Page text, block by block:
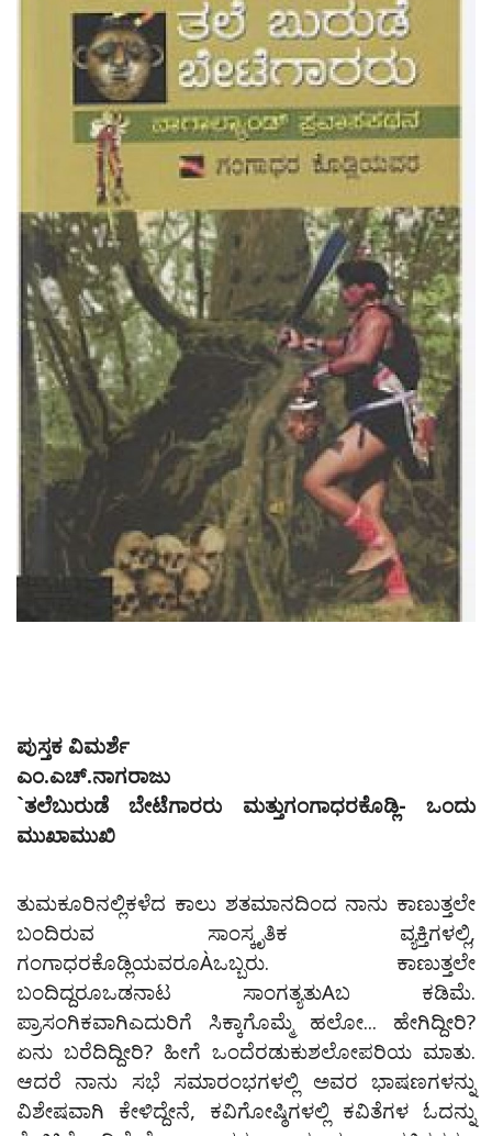
ಮಲ್ಟಿ ಮೀಡಿಯಾ
ಪುಸ್ತಕ ವಿಮರ್ಶೆ
ಎಂ.ಎಚ್.ನಾಗರಾಜು
`ತಲೆಬುರುಡೆ ಬೇಟೆಗಾರರು ಮತ್ತುಗಂಗಾಧರಕೊಡ್ಲಿ- ಒಂದು
ಮುಖಾಮುಖಿ
ತುಮಕೂರಿನಲ್ಲಿಕಳೆದ ಕಾಲು ಶತಮಾನದಿಂದ ನಾನು ಕಾಣುತ್ತಲೇ
ಬಂದಿರುವ ಸಾಂಸ್ಕೃತಿಕ ವ್ಯಕ್ತಿಗಳಲ್ಲಿ,
ಗಂಗಾಧರಕೊಡ್ಲಿಯವರೂÀಒಬ್ಬರು. ಕಾಣುತ್ತಲೇ
ಬಂದಿದ್ದರೂಒಡನಾಟ ಸಾಂಗತ್ಯತುAಬ ಕಡಿಮೆ.
ಪ್ರಾಸಂಗಿಕವಾಗಿಎದುರಿಗೆ ಸಿಕ್ಕಾಗೊಮ್ಮೆ ಹಲೋ... ಹೇಗಿದ್ದೀರಿ?
ಏನು ಬರೆದಿದ್ದೀರಿ? ಹೀಗೆ ಒಂದೆರಡುಕುಶಲೋಪರಿಯ ಮಾತು.
ಆದರೆ ನಾನು ಸಭೆ ಸಮಾರಂಭಗಳಲ್ಲಿ ಅವರ ಭಾಷಣಗಳನ್ನು
ವಿಶೇಷವಾಗಿ ಕೇಳಿದ್ದೇನೆ, ಕವಿಗೋಷ್ಠಿಗಳಲ್ಲಿ ಕವಿತೆಗಳ ಓದನ್ನು